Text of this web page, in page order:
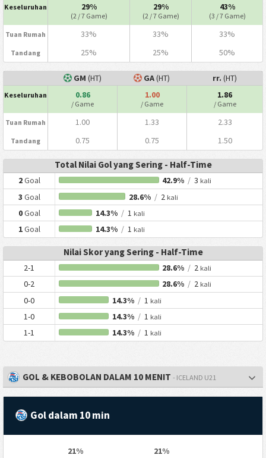
Keseluruhan 29%
(2 / 7 Game)
29%
(2 / 7 Game)
43%
(3 / 7 Game)
Tuan Rumah 33% 33% 33%
Tandang 25% 25% 50%
GM (HT) GA(HT) rr. (HT)
Keseluruhan 0.86
/ Game
1.00
/ Game
1.86
/ Game
Tuan Rumah 1.00 1.33 2.33
Tandang 0.75 0.75 1.50
Total Nilai Gol yang Sering - Half-Time
2Goal 42.9% / 3 kali
3 Goal 28.6% /2 kali
0Goal 14.3% /1 kali
1Goal 14.3% /1 kali
Nilai Skor yang Sering - Half-Time
2-1 28.6% / 2 kali
0-2 28.6% / 2 kali
0-0 14.3% /1 kali
1-0 14.3% /1 kali
1-1 14.3% /1 kali
GOL & KEBOBOLAN DALAM 10 MENIT - ICELAND U21
Gol dalam 10 min
21%
21%